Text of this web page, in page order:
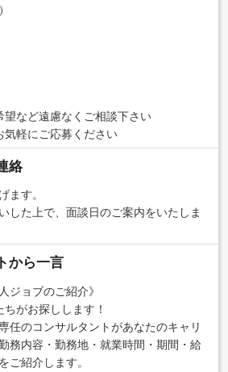
望など遠慮なくご相談下さい
気軽にご応募ください
絡
ます。
した上で、面談日のご案内をいたしま
から一言
ジョブのご紹介》
がお探しします！
任のコンサルタントがあなたのキャリ
務内容・勤務地・就業時間・期間・給
ご紹介します。